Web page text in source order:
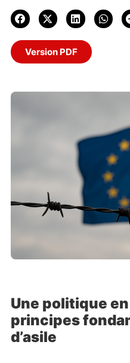
Version PDF
Une politique
principes
d’asile